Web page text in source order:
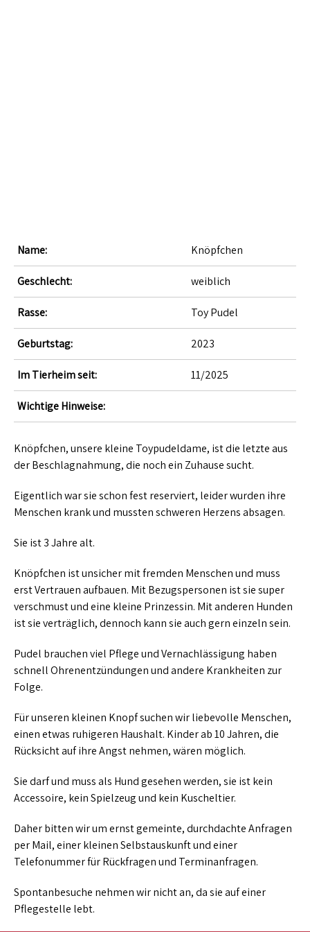
Name: Knöpfchen
Geschlecht: weiblich
Rasse: Toy Pudel
Geburtstag: 2023
Im Tierheim seit: 11/2025
Wichtige Hinweise:
Knöpfchen, unsere kleine Toypudeldame, ist die letzte aus
der Beschlagnahmung, die noch ein Zuhause sucht.
Eigentlich war sie schon fest reserviert, leider wurden ihre
Menschen krank und mussten schweren Herzens absagen.
Sie ist 3 Jahre alt.
Knöpfchen ist unsicher mit fremden Menschen und muss
erst Vertrauen aufbauen. Mit Bezugspersonen ist sie super
verschmust und eine kleine Prinzessin. Mit anderen Hunden
ist sie verträglich, dennoch kann sie auch gern einzeln sein.
Pudel brauchen viel Pflege und Vernachlässigung haben
schnell Ohrenentzündungen und andere Krankheiten zur
Folge.
Für unseren kleinen Knopf suchen wir liebevolle Menschen,
einen etwas ruhigeren Haushalt. Kinder ab 10 Jahren, die
Rücksicht auf ihre Angst nehmen, wären möglich.
Sie darf und muss als Hund gesehen werden, sie ist kein
Accessoire, kein Spielzeug und kein Kuscheltier.
Daher bitten wir um ernst gemeinte, durchdachte Anfragen
per Mail, einer kleinen Selbstauskunft und einer
Telefonummer für Rückfragen und Terminanfragen.
Spontanbesuche nehmen wir nicht an, da sie auf einer
Pflegestelle lebt.